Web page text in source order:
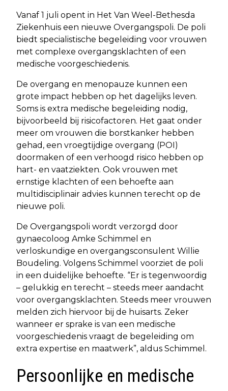
Vanaf 1 juli opent in Het Van Weel-Bethesda
Ziekenhuis een nieuwe Overgangspoli. De poli
biedt specialistische begeleiding voor vrouwen
met complexe overgangsklachten of een
medische voorgeschiedenis.
De overgang en menopauze kunnen een
grote impact hebben op het dagelijks leven.
Soms is extra medische begeleiding nodig,
bijvoorbeeld bij risicofactoren. Het gaat onder
meer om vrouwen die borstkanker hebben
gehad, een vroegtijdige overgang (POI)
doormaken of een verhoogd risico hebben op
hart- en vaatziekten. Ook vrouwen met
ernstige klachten of een behoefte aan
multidisciplinair advies kunnen terecht op de
nieuwe poli.
De Overgangspoli wordt verzorgd door
gynaecoloog Amke Schimmel en
verloskundige en overgangsconsulent Willie
Boudeling. Volgens Schimmel voorziet de poli
in een duidelijke behoefte. “Er is tegenwoordig
– gelukkig en terecht – steeds meer aandacht
voor overgangsklachten. Steeds meer vrouwen
melden zich hiervoor bij de huisarts. Zeker
wanneer er sprake is van een medische
voorgeschiedenis vraagt de begeleiding om
extra expertise en maatwerk”, aldus Schimmel.
Persoonlijke en medische